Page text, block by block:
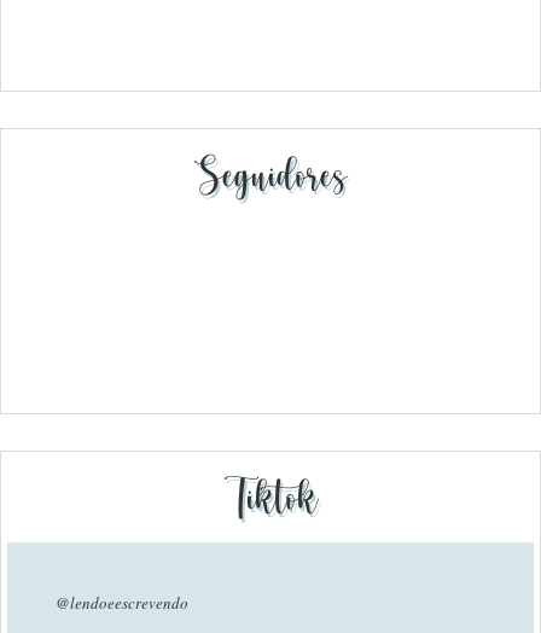
Seguidores
Tiktok
@lendoeescrevendo